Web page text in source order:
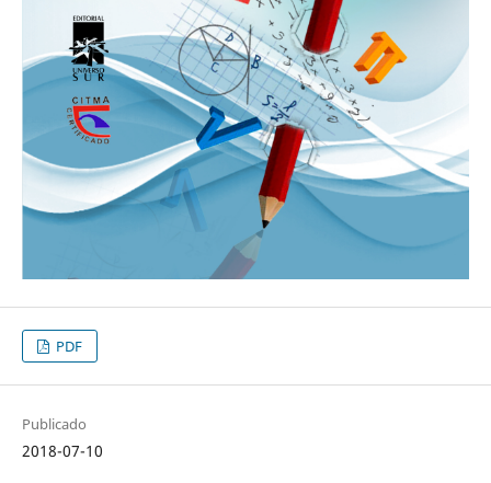
PDF
Publicado
2018-07-10